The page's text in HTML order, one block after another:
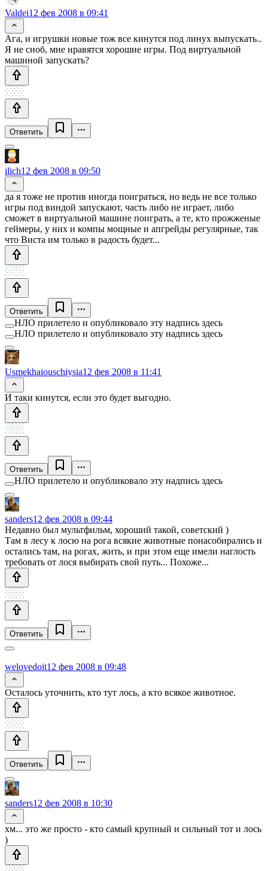
Valdei12 фев 2008 в 09:41
Ага, и игрушки новые тож все кинутся под линух выпускать..
Я не сноб, мне нравятся хорошие игры. Под виртуальной
машиной запускать?
Ответить
ilich12 фев 2008 в 09:50
да я тоже не против иногда поиграться, но ведь не все только
игры под виндой запускают, часть либо не играет, либо
сможет в виртуальной машине поиграть, а те, кто прожженые
геймеры, у них и компы мощные и апгрейды регулярные, так
что Виста им только в радость будет...
Ответить
НЛО прилетело и опубликовало эту надпись здесь
НЛО прилетело и опубликовало эту надпись здесь
Usmekhaiouschiysia12 фев 2008 в 11:41
И таки кинутся, если это будет выгодно.
Ответить
НЛО прилетело и опубликовало эту надпись здесь
sanders12 фев 2008 в 09:44
Недавно был мультфильм, хороший такой, советский )
Там в лесу к лосю на рога всякие животные понасобирались и
остались там, на рогах, жить, и при этом еще имели наглость
требовать от лося выбирать свой путь... Похоже...
Ответить
welovedoit12 фев 2008 в 09:48
Осталось уточнить, кто тут лось, а кто всякое животное.
Ответить
sanders12 фев 2008 в 10:30
хм... это же просто - кто самый крупный и сильный тот и лось
)